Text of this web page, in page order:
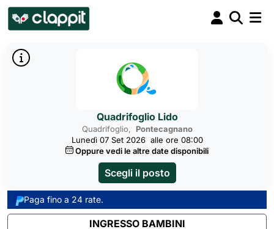
Quadrifoglio Lido
Quadrifoglio, Pontecagnano
Lunedì 07 Set 2026 alle ore 08:00
Oppure vedi le altre date disponibili
Scegli il posto
Paga fino a 24 rate.
INGRESSO BAMBINI